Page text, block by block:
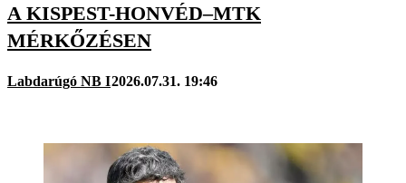
A KISPEST-HONVÉD–MTK
MÉRKŐZÉSEN
Labdarúgó NB I2026.07.31. 19:46